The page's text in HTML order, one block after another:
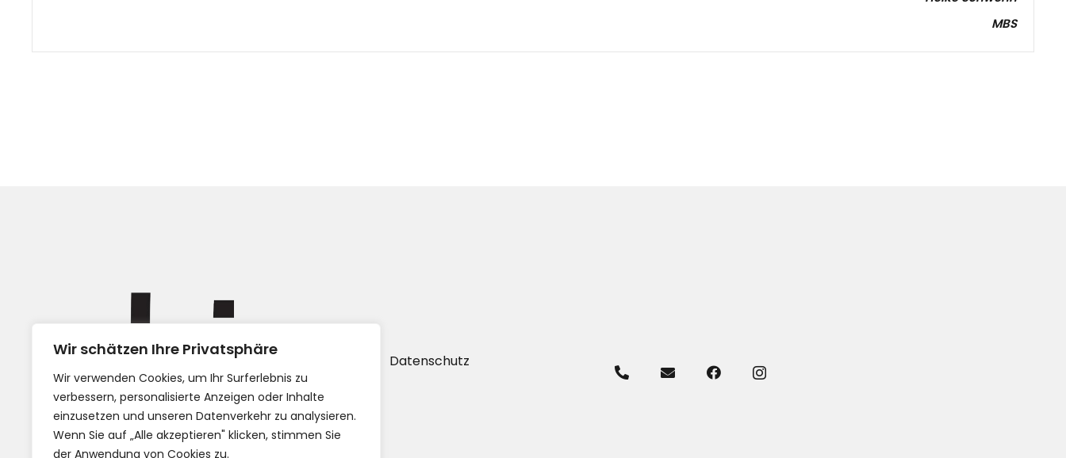
Wir schätzen Ihre Privatsphäre
Wir verwenden Cookies, um Ihr Surferlebnis zu
verbessern, personalisierte Anzeigen oder Inhalte
einzusetzen und unseren Datenverkehr zu analysieren.
Wenn Sie auf „Alle akzeptieren" klicken, stimmen Sie
der Anwendung von Cookies zu.
MBS
Datenschutz
AGB